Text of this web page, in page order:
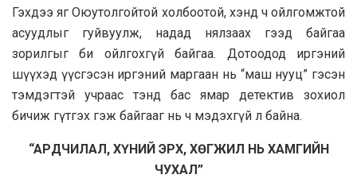
Гэхдээ яг Оюутолгойтой холбоотой, хэнд ч ойлгомжтой
асуудлыг гуйвуулж, надад нялзаах гээд байгаа
зорилгыг би ойлгохгүй байгаа. Дотоодод иргэний
шүүхэд үүсгэсэн иргэний маргаан нь “маш нууц” гэсэн
тэмдэгтэй учраас тэнд бас ямар детектив зохиол
бичиж гүтгэх гэж байгааг нь ч мэдэхгүй л байна.
“APДЧИЛАЛ, ХҮНИЙ ЭРХ, ХӨГЖИЛ НЬ ХАМГИЙН
ЧУХАЛ”